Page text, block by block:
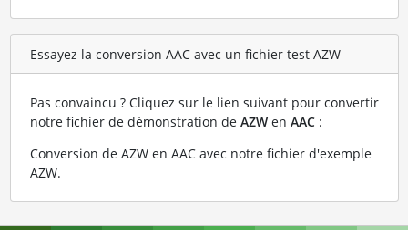
Essayez la conversion AAC avec un fichier test AZW
Pas convaincu ? Cliquez sur le lien suivant pour convertir
notre fichier de démonstration de AZWen AAC:
Conversion de AZW en AAC avec notre fichier d'exemple
AZW.